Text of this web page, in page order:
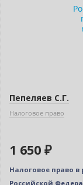
Пепеляев С.Г.
Налоговое право
1 650 ₽
Налоговое право
Российской